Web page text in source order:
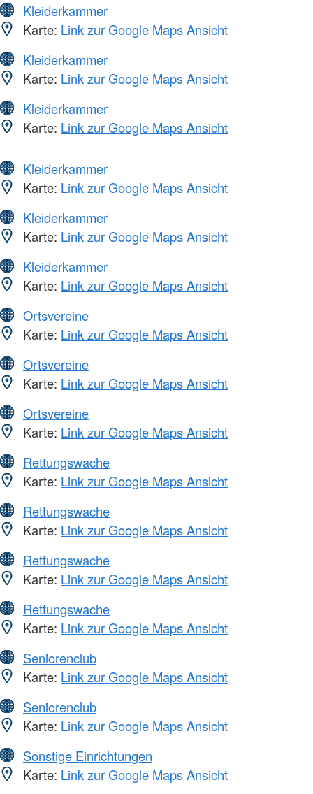
Kleiderkammer
Karte: Link zur Google Maps Ansicht
Kleiderkammer
Karte: Link zur Google Maps Ansicht
Kleiderkammer
Karte: Link zur Google Maps Ansicht
Kleiderkammer
Karte: Link zur Google Maps Ansicht
Kleiderkammer
Karte: Link zur Google Maps Ansicht
Kleiderkammer
Karte: Link zur Google Maps Ansicht
Ortsvereine
Karte: Link zur Google Maps Ansicht
Ortsvereine
Karte: Link zur Google Maps Ansicht
Ortsvereine
Karte: Link zur Google Maps Ansicht
Rettungswache
Karte: Link zur Google Maps Ansicht
Rettungswache
Karte: Link zur Google Maps Ansicht
Rettungswache
Karte: Link zur Google Maps Ansicht
Rettungswache
Karte: Link zur Google Maps Ansicht
Seniorenclub
Karte: Link zur Google Maps Ansicht
Seniorenclub
Karte: Link zur Google Maps Ansicht
Sonstige Einrichtungen
Karte: Link zur Google Maps Ansicht